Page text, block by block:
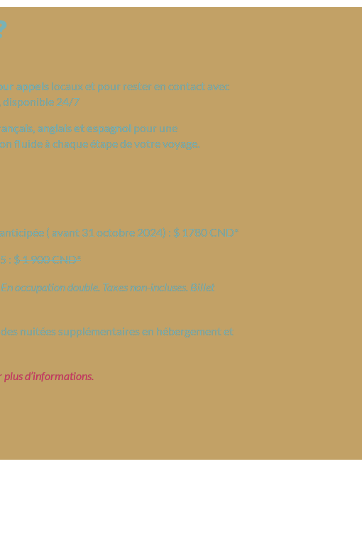
appelslocaux et pour rester en contact avec
disponible 24/7
anglais et espagnol pour une
fluide à chaque étape de votre voyage.
( avant 31 octobre 2024) : $ 1780 CND*
: $1 900 CND*
occupation double. Taxes non-incluses. Billet
nuitées supplémentaires en hébergement et
d’informations.